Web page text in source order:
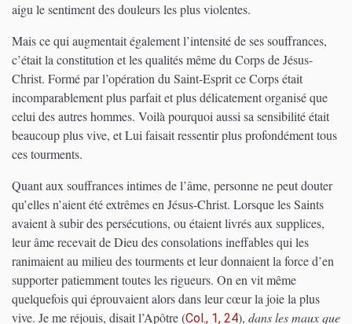
aigu le sentiment des douleurs les plus violentes.
Mais ce qui augmentait également l’intensité de ses souffrances,
c’était la constitution et les qualités même du Corps de Jésus-
Christ. Formé par l’opération du Saint-Esprit ce Corps était
incomparablement plus parfait et plus délicatement organisé que
celui des autres hommes. Voilà pourquoi aussi sa sensibilité était
beaucoup plus vive, et Lui faisait ressentir plus profondément tous
ces tourments.
Quant aux souffrances intimes de l’âme, personne ne peut douter
qu’elles n’aient été extrêmes en Jésus-Christ. Lorsque les Saints
avaient à subir des persécutions, ou étaient livrés aux supplices,
leur âme recevait de Dieu des consolations ineffables qui les
ranimaient au milieu des tourments et leur donnaient la force d’en
supporter patiemment toutes les rigueurs. On en vit même
quelquefois qui éprouvaient alors dans leur cœur la joie la plus
vive. Je me réjouis, disait l’Apôtre(Col., 1, 24), dans les maux que